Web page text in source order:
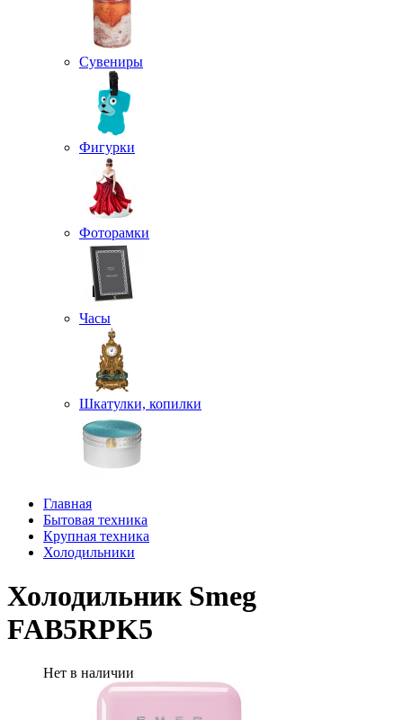
Сувениры
Фигурки
Фоторамки
Часы
Шкатулки, копилки
Главная
Бытовая техника
Крупная техника
Холодильники
Холодильник Smeg
FAB5RPK5
Нет в наличии